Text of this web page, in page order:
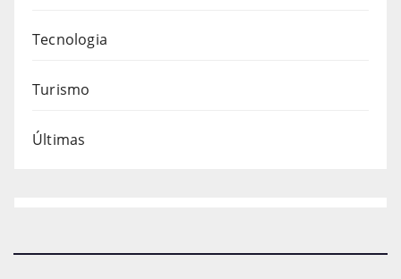
Tecnologia
Turismo
Últimas